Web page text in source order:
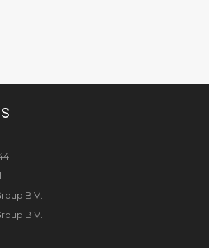
B.V.
B.V.